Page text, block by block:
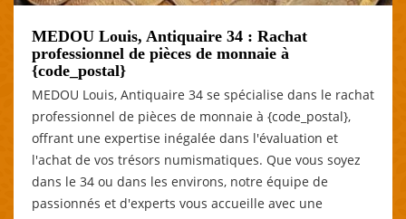
MEDOU Louis, Antiquaire 34 : Rachat
professionnel de pièces de monnaie à
{code_postal}
MEDOU Louis, Antiquaire 34 se spécialise dans le rachat
professionnel de pièces de monnaie à {code_postal},
offrant une expertise inégalée dans l'évaluation et
l'achat de vos trésors numismatiques. Que vous soyez
dans le 34 ou dans les environs, notre équipe de
passionnés et d'experts vous accueille avec une